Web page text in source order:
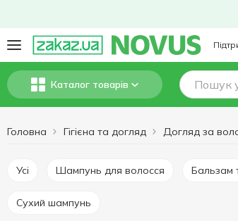
Каталог товарів
Головна Гігієна та догляд Догляд за
Усі Шампунь для волосся
Сухий шампунь